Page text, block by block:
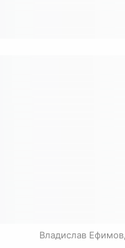
Владислав